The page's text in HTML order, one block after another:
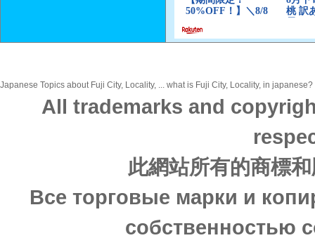
Japanese Topics about Fuji City, Locality, ... what is Fuji City, Locality, in
All trademarks and
此網站所有的商標
Все торговые марки и
собственностью